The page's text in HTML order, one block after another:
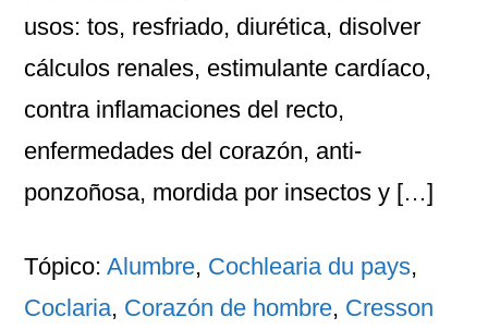
usos: tos, resfriado, diurética, disolver
cálculos renales, estimulante cardíaco,
contra inflamaciones del recto,
enfermedades del corazón, anti-
ponzoñosa, mordida por insectos y […]
Tópico: Alumbre, Cochlearia du pays,
Coclaria, Corazón de hombre, Cresson